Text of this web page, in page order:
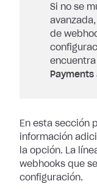
Si no se
de
encuentra
Payments
En esta sección
información
la opción. La
webhooks que
configuración.